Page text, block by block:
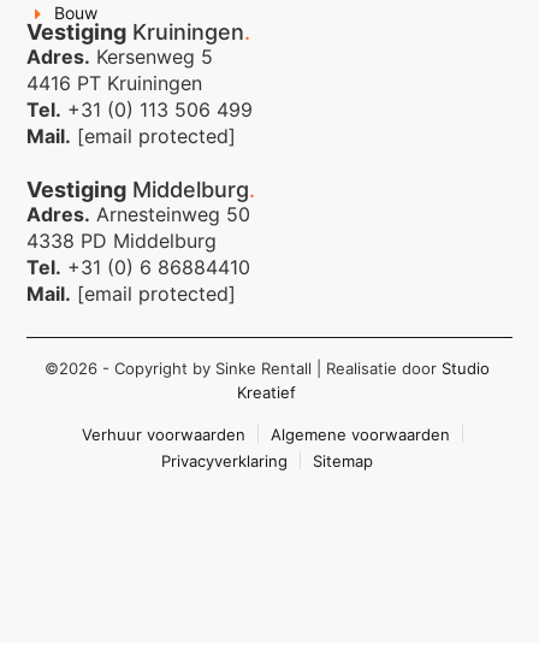
Bouw
Vestiging Kruiningen.
Adres. Kersenweg 5
4416 PT Kruiningen
Tel. +31 (0) 113 506 499
Mail. [email protected]
Vestiging Middelburg.
Adres. Arnesteinweg 50
4338 PD Middelburg
Tel. +31 (0) 6 86884410
Mail. [email protected]
©2026 - Copyright by Sinke Rentall | Realisatie door Studio
Kreatief
Verhuur voorwaarden
Algemene voorwaarden
Privacyverklaring
Sitemap